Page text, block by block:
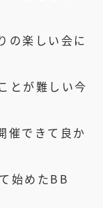
の楽しい会に
とが難しい今
催できて良か
始めたBB